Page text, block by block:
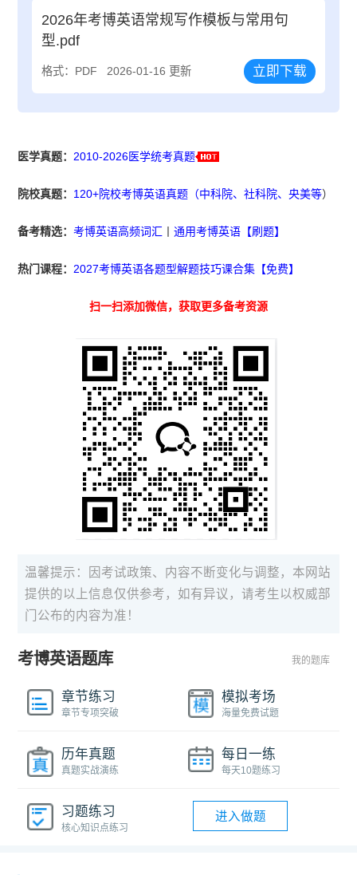
2026年考博英语常规写作模板与常用句
型.pdf
格式：PDF 2026-01-16 更新 立即下载
医学真题：2010-2026医学统考真题
院校真题： 120+院校考博英语真题（中科院、社科院、央美等）
备考精选：考博英语高频词汇 丨通用考博英语【刷题】
热门课程： 2027考博英语各题型解题技巧课合集【免费】
扫一扫添加微信，获取更多备考资源
温馨提示：因考试政策、内容不断变化与调整，本网站
提供的以上信息仅供参考，如有异议，请考生以权威部
门公布的内容为准！
考博英语题库 我的题库
章节练习
章节专项突破
模拟考场
海量免费试题
历年真题
真题实战演练
每日一练
每天10题练习
习题练习
核心知识点练习
进入做题